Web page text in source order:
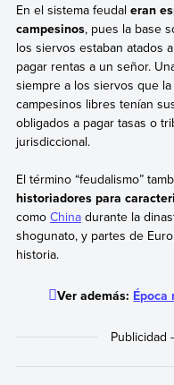
En el sistema feudal eran
campesinos, pues la base
los siervos estaban atados
pagar rentas a un señor.
siempre a los siervos que
campesinos libres tenían
obligados a pagar tasas o
jurisdiccional.
El término “feudalismo”
historiadores para
como Chinadurante la
shogunato, y partes de
historia.
Ver además: Época